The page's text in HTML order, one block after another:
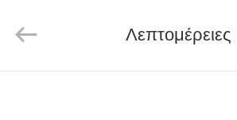
Rights
Reserved.
ECER
Λεπτομέρειες